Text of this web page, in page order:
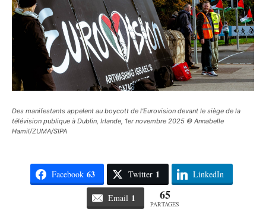
Des manifestants appelent au boycott de l'Eurovision devant le siège de la
télévision publique à Dublin, Irlande, 1er novembre 2025 © Annabelle
Hamil/ZUMA/SIPA
Facebook 63 Twitter 1 LinkedIn
Email 1 65
PARTAGES